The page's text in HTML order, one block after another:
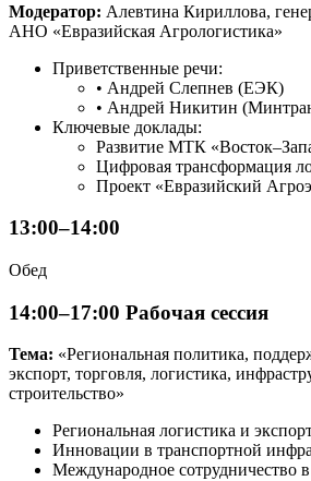
Модератор: Алевтина Кириллова,
АНО «Евразийская Агрологистика»
Приветственные речи:
• Андрей Слепнев (ЕЭК)
• Андрей Никитин
Ключевые доклады:
Развитие МТК
Цифровая трансформация
Проект «Евразийский
13:00–14:00
Обед
14:00–17:00 Рабочая сессия
Тема: «Региональная политика,
экспорт, торговля, логистика,
строительство»
Региональная логистика и
Инновации в транспортной
Международное сотрудничество